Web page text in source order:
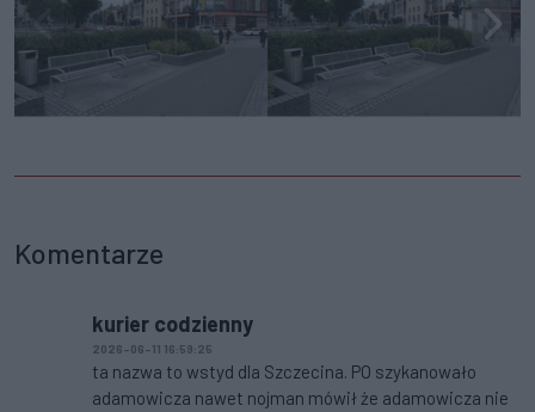
Komentarze
kurier codzienny
2026-06-11 16:59:25
ta nazwa to wstyd dla Szczecina. PO szykanowało
adamowicza nawet nojman mówił że adamowicza nie